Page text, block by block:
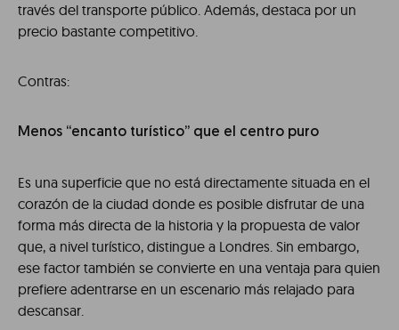
través del transporte público. Además, destaca por un
precio bastante competitivo.
Contras:
Menos “encanto turístico” que el centro puro
Es una superficie que no está directamente situada en el
corazón de la ciudad donde es posible disfrutar de una
forma más directa de la historia y la propuesta de valor
que, a nivel turístico, distingue a Londres. Sin embargo,
ese factor también se convierte en una ventaja para quien
prefiere adentrarse en un escenario más relajado para
descansar.